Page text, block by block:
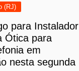
(RJ)
para Instalador
Ótica para
em
nesta segunda